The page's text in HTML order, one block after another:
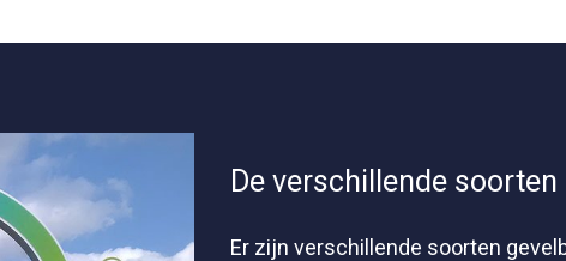
De verschillende
Er zijn verschillende soorten